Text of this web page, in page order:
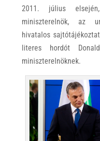
2011. július
miniszterelnök, az
hivatalos
literes hordót
miniszterelnöknek.